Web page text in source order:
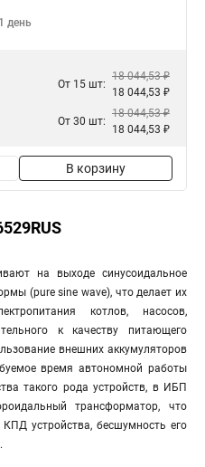
1 день
От 15 шт:
18 044,53 ₽
18 044,53 ₽
От 30 шт:
18 044,53 ₽
18 044,53 ₽
В корзину
на выходе синусоидальное
(pure sine wave), что делает их
котлов, насосов,
к качеству питающего
внешних аккумуляторов
время автономной работы
такого рода устройств, в ИБП
трансформатор, что
устройства, бесшумность его